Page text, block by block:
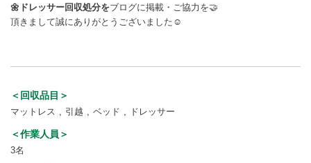
🌼ドレッサー回収処分をブログに掲載・ご協力を🤝
頂きまして誠にありがとうございました☺️
＜回収品目＞
マットレス 引越 ベッド ドレッサー
＜作業人員＞
3名